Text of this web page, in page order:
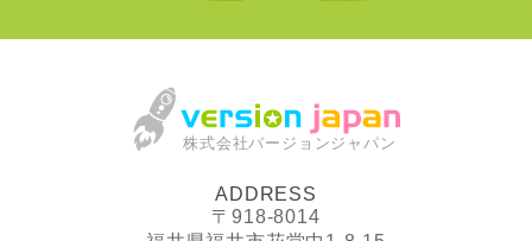
株式会社バージョンジャパン
ADDRESS
〒918-8014